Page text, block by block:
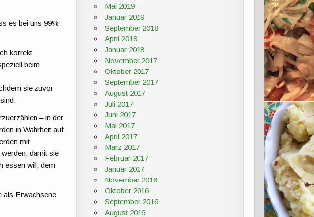
es bei uns 99%
korrekt
beim
sie zuvor
– in der
in Wahrheit auf
mit
damit sie
essen will, dem
als Erwachsene
Mai 2019
Januar 2019
September 2018
April 2018
Januar 2018
November 2017
Oktober 2017
September 2017
August 2017
Juli 2017
Juni 2017
Mai 2017
April 2017
März 2017
Februar 2017
Januar 2017
November 2016
Oktober 2016
September 2016
August 2016